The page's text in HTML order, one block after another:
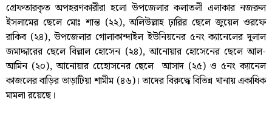
গ্রেফতারকৃত অপহরণকারীরা হলো উপজেলার কলাতলী এলাকার নজরুল
ইসলামের ছেলে মোঃ শান্ত (২২), অলিউল্লাহ ঢ়ারির ছেলে জুয়েল ওরফে
রাকিব (২৪), উপজেলার গোলাকান্দাইল ইউনিয়নের ৫নং ক্যানেলের দুলাল
জমাদ্দারের ছেলে বিল্লাল হোসেন (২৪), আনোয়ার হোসেনের ছেলে আল-
আমিন (২০), আনোয়ার হোেেসনের ছেলে আসাদ (২৫) ও ৫নং ক্যানেল
কাজলের বাড়ির ভাড়াটিয়া শামীম (৪৬)। তাদের বিরুদ্ধে বিভিন্ন থানায় একাধিক
মামলা রয়েছে।